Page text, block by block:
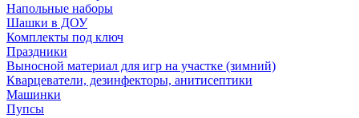
Напольные наборы
Шашки в ДОУ
Комплекты под ключ
Праздники
Выносной материал для игр на участке (зимний)
Кварцеватели, дезинфекторы, анитисептики
Машинки
Пупсы